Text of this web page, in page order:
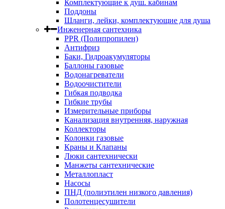
Комплектующие к душ. кабинам
Поддоны
Шланги, лейки, комплектующие для душа
Инженерная сантехника
PPR (Полипропилен)
Антифриз
Баки, Гидроакумуляторы
Баллоны газовые
Водонагреватели
Водоочистители
Гибкая подводка
Гибкие трубы
Измерительные приборы
Канализация внутренняя, наружная
Коллекторы
Колонки газовые
Краны и Клапаны
Люки сантехнически
Манжеты сантехнические
Металлопласт
Насосы
ПНД (полиэтилен низкого давления)
Полотенцесушители